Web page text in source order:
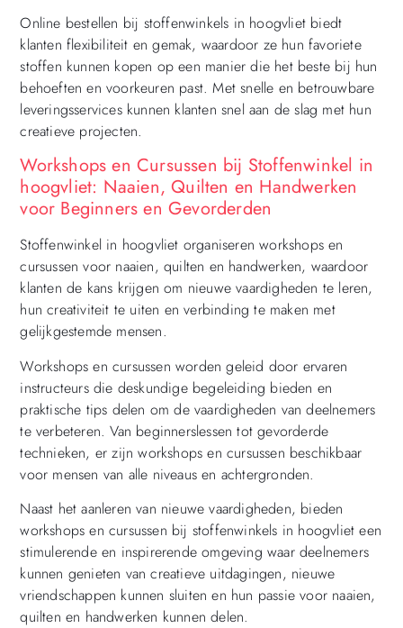
Online bestellen bij stoffenwinkels in hoogvliet biedt
klanten flexibiliteit en gemak, waardoor ze hun favoriete
stoffen kunnen kopen op een manier die het beste bij hun
behoeften en voorkeuren past. Met snelle en betrouwbare
leveringsservices kunnen klanten snel aan de slag met hun
creatieve projecten.
Workshops en Cursussen bij Stoffenwinkel in
hoogvliet: Naaien, Quilten en Handwerken
voor Beginners en Gevorderden
Stoffenwinkel in hoogvliet organiseren workshops en
cursussen voor naaien, quilten en handwerken, waardoor
klanten de kans krijgen om nieuwe vaardigheden te leren,
hun creativiteit te uiten en verbinding te maken met
gelijkgestemde mensen.
Workshops en cursussen worden geleid door ervaren
instructeurs die deskundige begeleiding bieden en
praktische tips delen om de vaardigheden van deelnemers
te verbeteren. Van beginnerslessen tot gevorderde
technieken, er zijn workshops en cursussen beschikbaar
voor mensen van alle niveaus en achtergronden.
Naast het aanleren van nieuwe vaardigheden, bieden
workshops en cursussen bij stoffenwinkels in hoogvliet een
stimulerende en inspirerende omgeving waar deelnemers
kunnen genieten van creatieve uitdagingen, nieuwe
vriendschappen kunnen sluiten en hun passie voor naaien,
quilten en handwerken kunnen delen.